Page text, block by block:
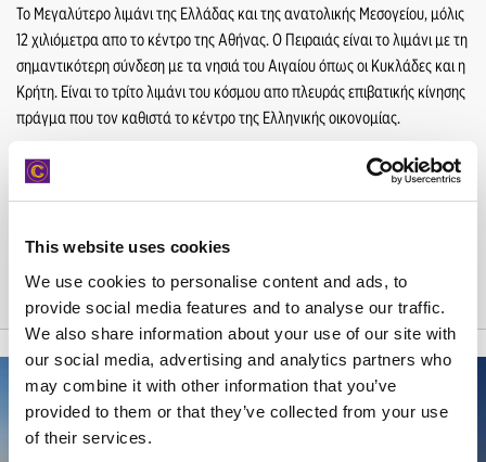
This website uses cookies
We use cookies to personalise content and ads, to
provide social media features and to analyse our traffic.
We also share information about your use of our site with
our social media, advertising and analytics partners who
may combine it with other information that you’ve
provided to them or that they’ve collected from your use
of their services.
Το Μεγαλύτερο λιμάνι της Ελλάδας και της ανατολικής Μεσογείου, μόλις
12 χιλιόμετρα απο το κέντρο της Αθήνας. Ο Πειραιάς είναι το λιμάνι με τη
σημαντικότερη σύνδεση με τα νησιά του Αιγαίου όπως οι Κυκλάδες και η
Κρήτη. Είναι το τρίτο λιμάνι του κόσμου απο πλευράς επιβατικής κίνησης
πράγμα που τον καθιστά το κέντρο της Ελληνικής οικονομίας.
Η Carwiz διατηρεί σταθμό εξυπηρέτησης πελατών ακριβώς έξω απ'το
λιμάνι του Πειραιά, στον οποίο μπορείτε να ζητήσετε να παραλάβετε ή
ΠΡΟΟΡΙΣΜΟΙ